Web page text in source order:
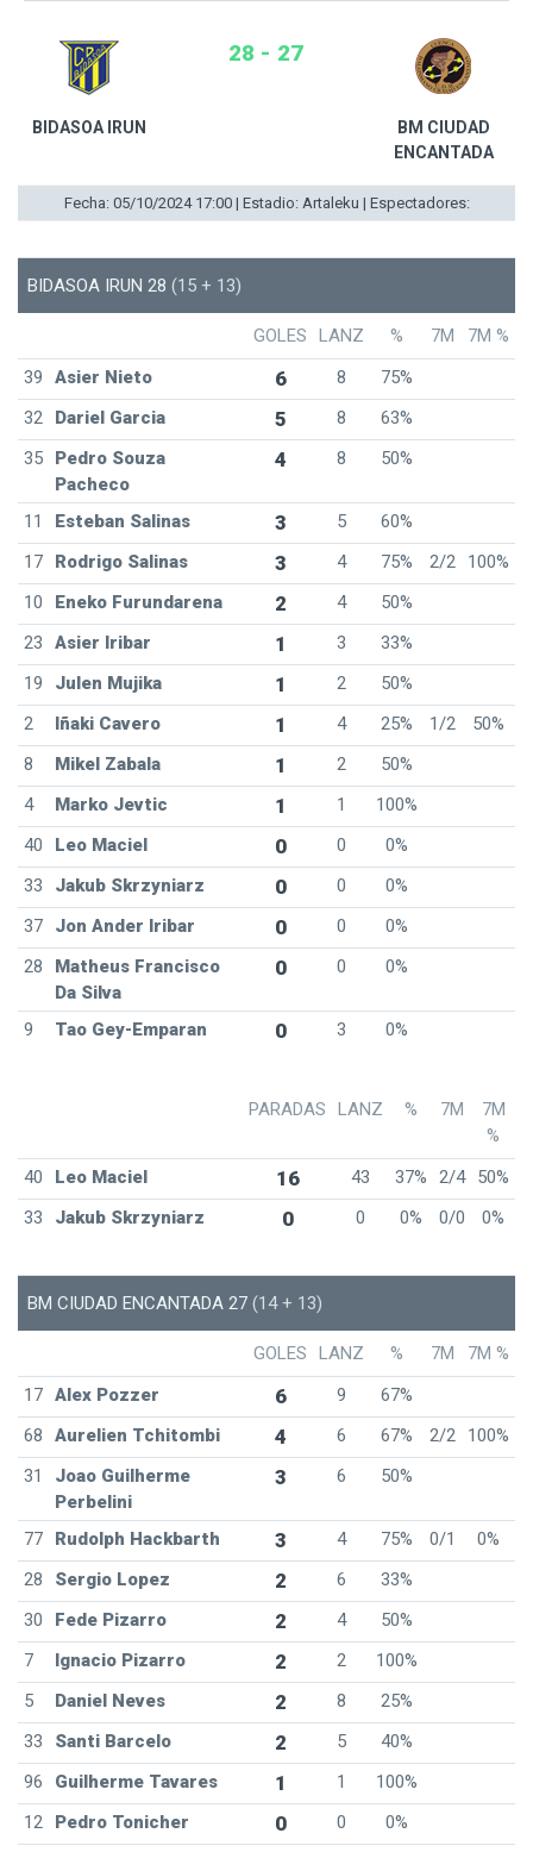
BIDASOA IRUN
28 - 27
BM CIUDAD
ENCANTADA
Fecha: 05/10/2024 17:00 | Estadio: Artaleku | Espectadores:
BIDASOA IRUN 28 (15 + 13)
GOLES LANZ % 7M
7M %
39
Asier Nieto 6 8
75%
32
Dariel Garcia 5 8
63%
35
Pedro Souza
Pacheco
4 8 50%
11 Esteban Salinas 3 5
60%
17
Rodrigo Salinas 3 4 75% 2/2
100%
10
Eneko Furundarena 2 4
50%
23
Asier Iribar 1 3
33%
19
Julen Mujika 1 2
50%
2
Iñaki Cavero 1 4 25% 1/2
50%
8
Mikel Zabala 1 2
50%
4
Marko Jevtic 1 1
100%
40
Leo Maciel 0 0
0%
33
Jakub Skrzyniarz 0 0
0%
37
Jon Ander Iribar 0 0
0%
28
Matheus Francisco
Da Silva
0 0 0%
9 Tao Gey-Emparan 0 3 0%
PARADAS LANZ % 7M
7M
%
40
Leo Maciel 16 43 37% 2/4
50%
33
Jakub Skrzyniarz 0 0 0% 0/0 0%
BM CIUDAD ENCANTADA 27 (14 + 13)
GOLES LANZ % 7M
7M %
17 Alex Pozzer 6 9
67%
68
Aurelien Tchitombi 4 6 67% 2/2
100%
31
Joao Guilherme
Perbelini
3 6 50%
77 Rudolph Hackbarth 3 4 75% 0/1
0%
28
Sergio Lopez 2 6
33%
30
Fede Pizarro 2 4
50%
7
Ignacio Pizarro 2 2
100%
5
Daniel Neves 2 8
25%
33
Santi Barcelo 2 5
40%
96
Guilherme Tavares 1 1
100%
12
Pedro Tonicher 0 0 0%